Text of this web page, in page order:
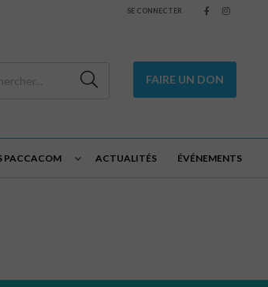
SE CONNECTER
FAIRE UN DON
PACCACOM ACTUALITÉS ÉVÉNEMENTS